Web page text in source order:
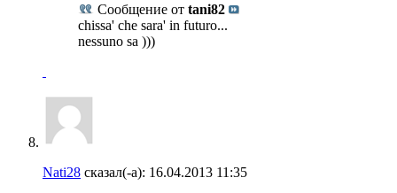
Сообщение от tani82
chissa' che sara' in futuro...
nessuno sa )))
Nati28 сказал(-а): 16.04.2013 11:35